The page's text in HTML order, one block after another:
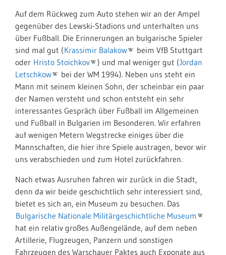
Auf dem Rückweg zum Auto stehen wir an der Ampel
gegenüber des Lewski-Stadions und unterhalten uns
über Fußball. Die Erinnerungen an bulgarische Spieler
sind mal gut (Krassimir Balakow
beim VfB Stuttgart
oder Hristo Stoichkov ) und mal weniger gut (Jordan
Letschkow
bei der WM 1994). Neben uns steht ein
Mann mit seinem kleinen Sohn, der scheinbar ein paar
der Namen versteht und schon entsteht ein sehr
interessantes Gespräch über Fußball im Allgemeinen
und Fußball in Bulgarien im Besonderen. Wir erfahren
auf wenigen Metern Wegstrecke einiges über die
Mannschaften, die hier ihre Spiele austragen, bevor wir
uns verabschieden und zum Hotel zurückfahren.
Nach etwas Ausruhen fahren wir zurück in die Stadt,
denn da wir beide geschichtlich sehr interessiert sind,
bietet es sich an, ein Museum zu besuchen. Das
Bulgarische Nationale Militärgeschichtliche Museum
hat ein relativ großes Außengelände, auf dem neben
Artillerie, Flugzeugen, Panzern und sonstigen
Fahrzeugen des Warschauer Paktes auch Exponate aus